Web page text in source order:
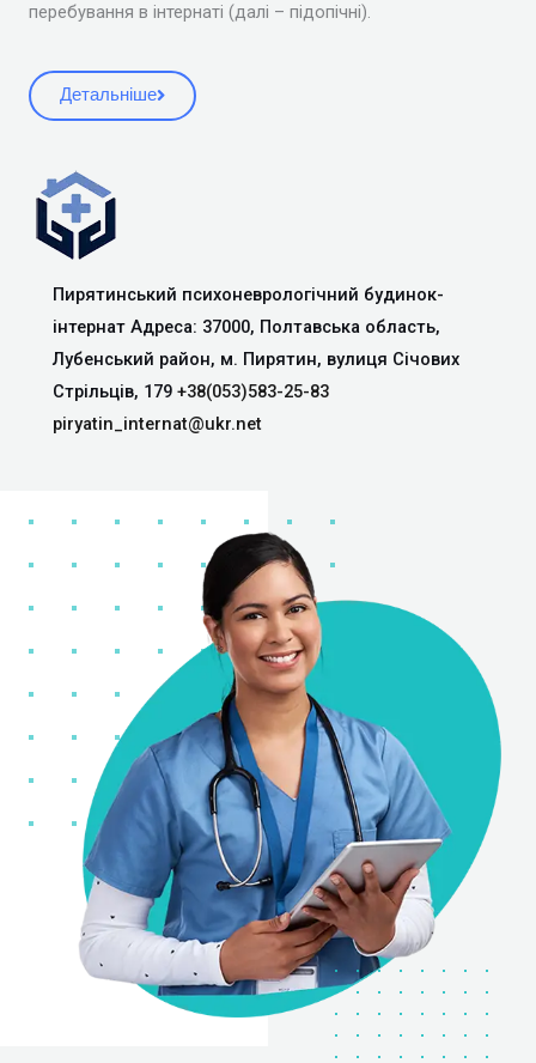
перебування в інтернаті (далі – підопічні).
Детальніше
Пирятинський психоневрологічний будинок-
інтернат Адреса: 37000, Полтавська область,
Лубенський район, м. Пирятин, вулиця Січових
Стрільців, 179 +38(053)583-25-83
piryatin_internat@ukr.net